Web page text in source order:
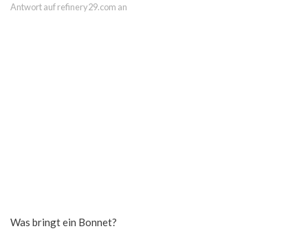
Antwort auf refinery29.com an
Was bringt ein Bonnet?